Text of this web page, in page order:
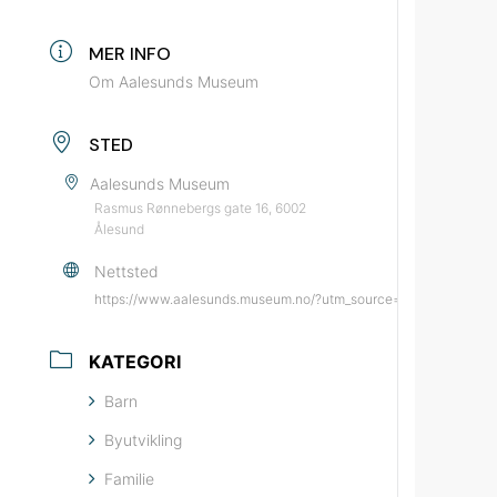
MER INFO
Om Aalesunds Museum
STED
Aalesunds Museum
Rasmus Rønnebergs gate 16, 6002
Ålesund
Nettsted
https://www.aalesunds.museum.no/
KATEGORI
Barn
Byutvikling
Familie